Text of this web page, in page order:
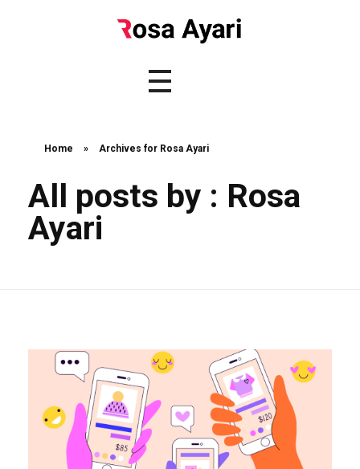
Home » Archives for Rosa Ayari
All posts by : Rosa
Ayari